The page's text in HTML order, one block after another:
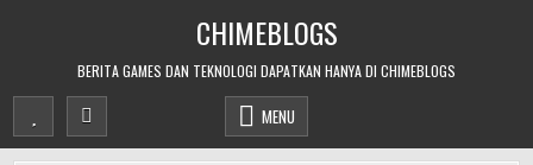
CHIMEBLOGS
BERITA GAMES DAN TEKNOLOGI DAPATKAN HANYA DI CHIMEBLOGS
MENU